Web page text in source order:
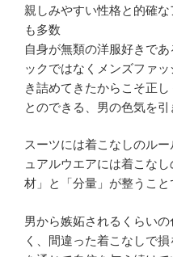
親しみやすい性格と的確
も多数
自身が無類の洋服好きで
ックではなくメンズファ
き詰めてきたからこそ正
とのできる、男の色気を引
スーツには着こなしのル
ュアルウエアには着こな
材」と「分量」が整うこと
男から嫉妬されるくらい
く、間違った着こなしで